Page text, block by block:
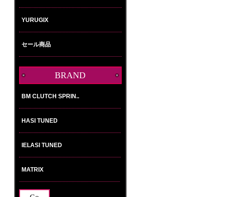
YURUGIX
セール商品
BRAND
択
さ